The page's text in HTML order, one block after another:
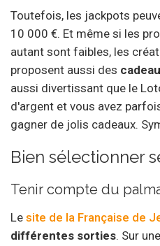
Toutefois, les jackpots
10 000 €. Et même si les
autant sont faibles, les
proposent aussi des
aussi divertissant que le
d'argent et vous avez
gagner de jolis cadeaux.
Bien sélectionner
Tenir compte du
Le site de la Française de
différentes sorties. Sur